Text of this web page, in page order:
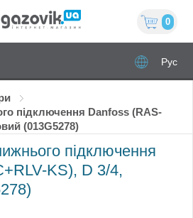
0
Рус
(013G5278)
підключення
KS), D 3/4,